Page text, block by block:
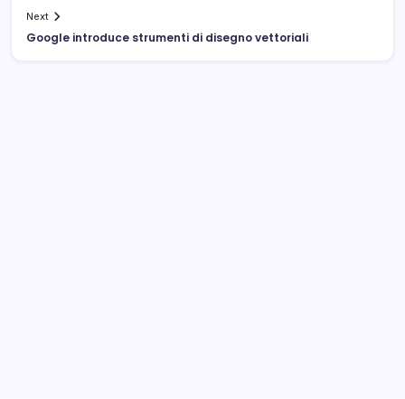
Next
Google introduce strumenti di disegno vettoriali